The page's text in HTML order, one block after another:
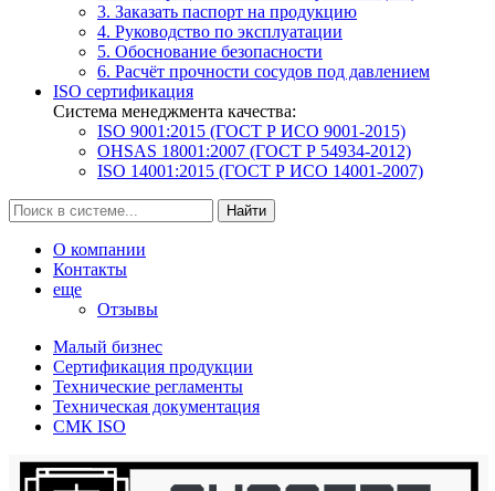
3. Заказать паспорт на продукцию
4. Руководство по эксплуатации
5. Обоснование безопасности
6. Расчёт прочности сосудов под давлением
ISO сертификация
Система менеджмента качества:
ISO 9001:2015 (ГОСТ Р ИСО 9001-2015)
OHSAS 18001:2007 (ГОСТ Р 54934-2012)
ISO 14001:2015 (ГОСТ Р ИСО 14001-2007)
Найти
О компании
Контакты
еще
Отзывы
Малый бизнес
Сертификация продукции
Технические регламенты
Техническая документация
СМК ISO